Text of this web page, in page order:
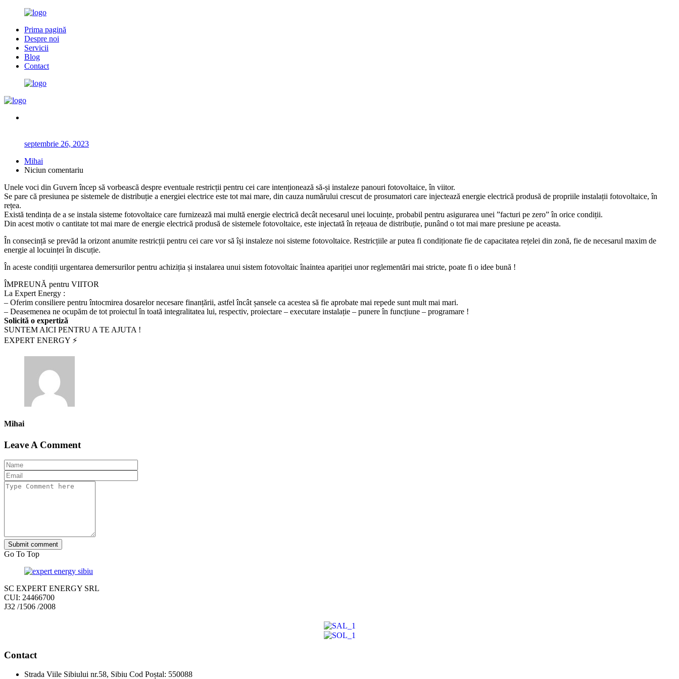
Prima pagină
Despre noi
Servicii
Blog
Contact
septembrie 26, 2023
Mihai
Niciun comentariu
Unele voci din Guvern încep să vorbească despre eventuale restricții pentru cei care intenționează să-și instaleze panouri fotovoltaice, în viitor.
Se pare că presiunea pe sistemele de distribuție a energiei electrice este tot mai mare, din cauza numărului crescut de prosumatori care injectează energie electrică produsă de propriile instalații fotovoltaice, în
rețea.
Există tendința de a se instala sisteme fotovoltaice care furnizează mai multă energie electrică decât necesarul unei locuințe, probabil pentru asigurarea unei ”facturi pe zero” în orice condiții.
Din acest motiv o cantitate tot mai mare de energie electrică produsă de sistemele fotovoltaice, este injectată în rețeaua de distribuție, punând o tot mai mare presiune pe aceasta.
În consecință se prevăd la orizont anumite restricții pentru cei care vor să își instaleze noi sisteme fotovoltaice. Restricțiile ar putea fi condiționate fie de capacitatea rețelei din zonă, fie de necesarul maxim de
energie al locuinței în discuție.
În aceste condiții urgentarea demersurilor pentru achiziția și instalarea unui sistem fotovoltaic înaintea apariției unor reglementări mai stricte, poate fi o idee bună !
ÎMPREUNĂ pentru VIITOR
La Expert Energy :
– Oferim consiliere pentru întocmirea dosarelor necesare finanțării, astfel încât șansele ca acestea să fie aprobate mai repede sunt mult mai mari.
– Deasemenea ne ocupăm de tot proiectul în toată integralitatea lui, respectiv, proiectare – executare instalație – punere în funcțiune – programare !
Solicită o expertiză
SUNTEM AICI PENTRU A TE AJUTA !
EXPERT ENERGY ⚡️
Mihai
Leave A Comment
Submit comment
Go To Top
SC EXPERT ENERGY SRL
CUI: 24466700
J32 /1506 /2008
Contact
Strada Viile Sibiului nr.58, Sibiu Cod Poștal: 550088